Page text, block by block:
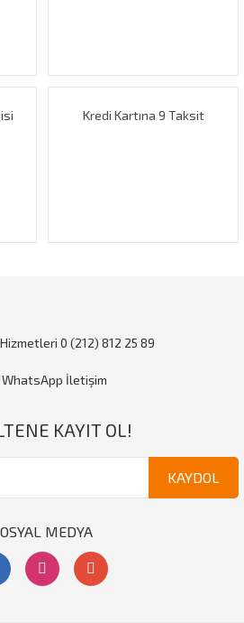
Kredi Kartına 9 Taksit
0 (212) 812 25 89
WhatsApp İletişim
KAYIT OL!
KAYDOL
MEDYA